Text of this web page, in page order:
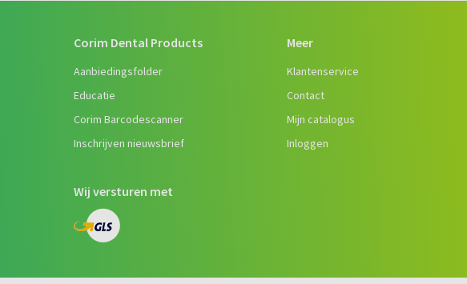
Corim Dental Products
Aanbiedingsfolder
Educatie
Corim Barcodescanner
Inschrijven nieuwsbrief
Wij versturen met
Meer
Klantenservice
Contact
Mijn catalogus
Inloggen